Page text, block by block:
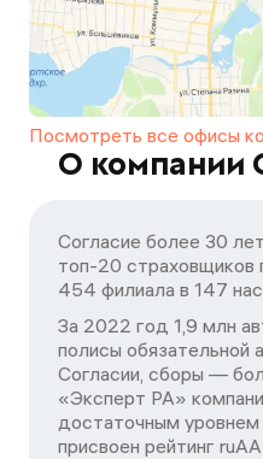
Посмотреть все офисы
О компании
Согласие более 30
топ-20
454 филиала в 147
За 2022 год 1,9 млн
полисы обязательной
Согласии, сборы —
«Эксперт РА»
достаточным
присвоен рейтинг